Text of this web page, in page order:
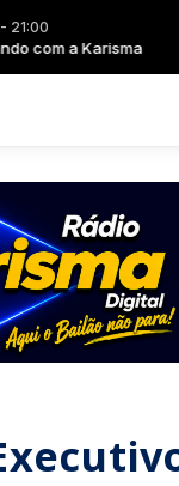
21:00
com a Karisma
Rádio Karisma (54)